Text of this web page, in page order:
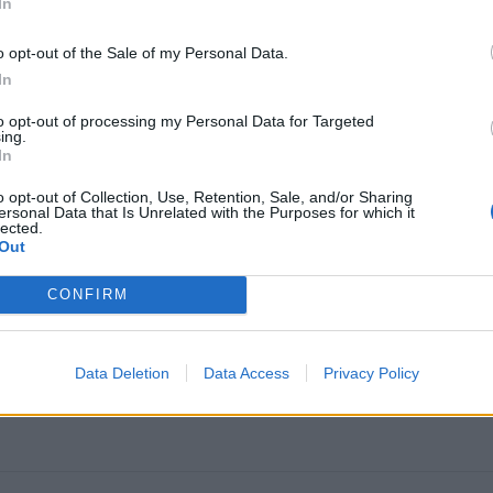
opt-out of the Sale of my Personal Data.
opt-out of processing my Personal Data for Targeted
opt-out of Collection, Use, Retention, Sale, and/or Sharing
Data that Is Unrelated with the Purposes for which it
CONFIRM
Data Deletion Data Access Privacy Policy
Aiškiaregės pranašystė: numatė katastrofišką karo
pabaigą Ukrainoje
Plaukai mažiau riebaluosis: į šampūną tereikia įberti